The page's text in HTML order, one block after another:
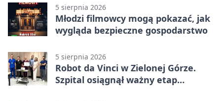
5 sierpnia 2026
Młodzi filmowcy mogą pokazać, jak
wygląda bezpieczne gospodarstwo
5 sierpnia 2026
Robot da Vinci w Zielonej Górze.
Szpital osiągnął ważny etap